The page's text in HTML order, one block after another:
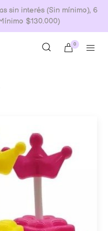
sin interés (Sin mínimo), 6
$130.000)
0